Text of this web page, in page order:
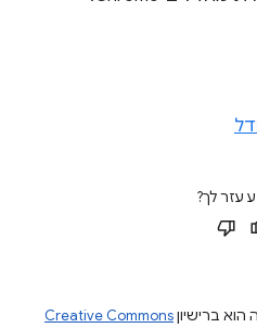
עזר לך?
ברישיוןCreative Commons